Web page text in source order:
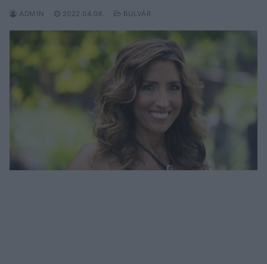
ADM1N 2022.04.04. BULVÁR